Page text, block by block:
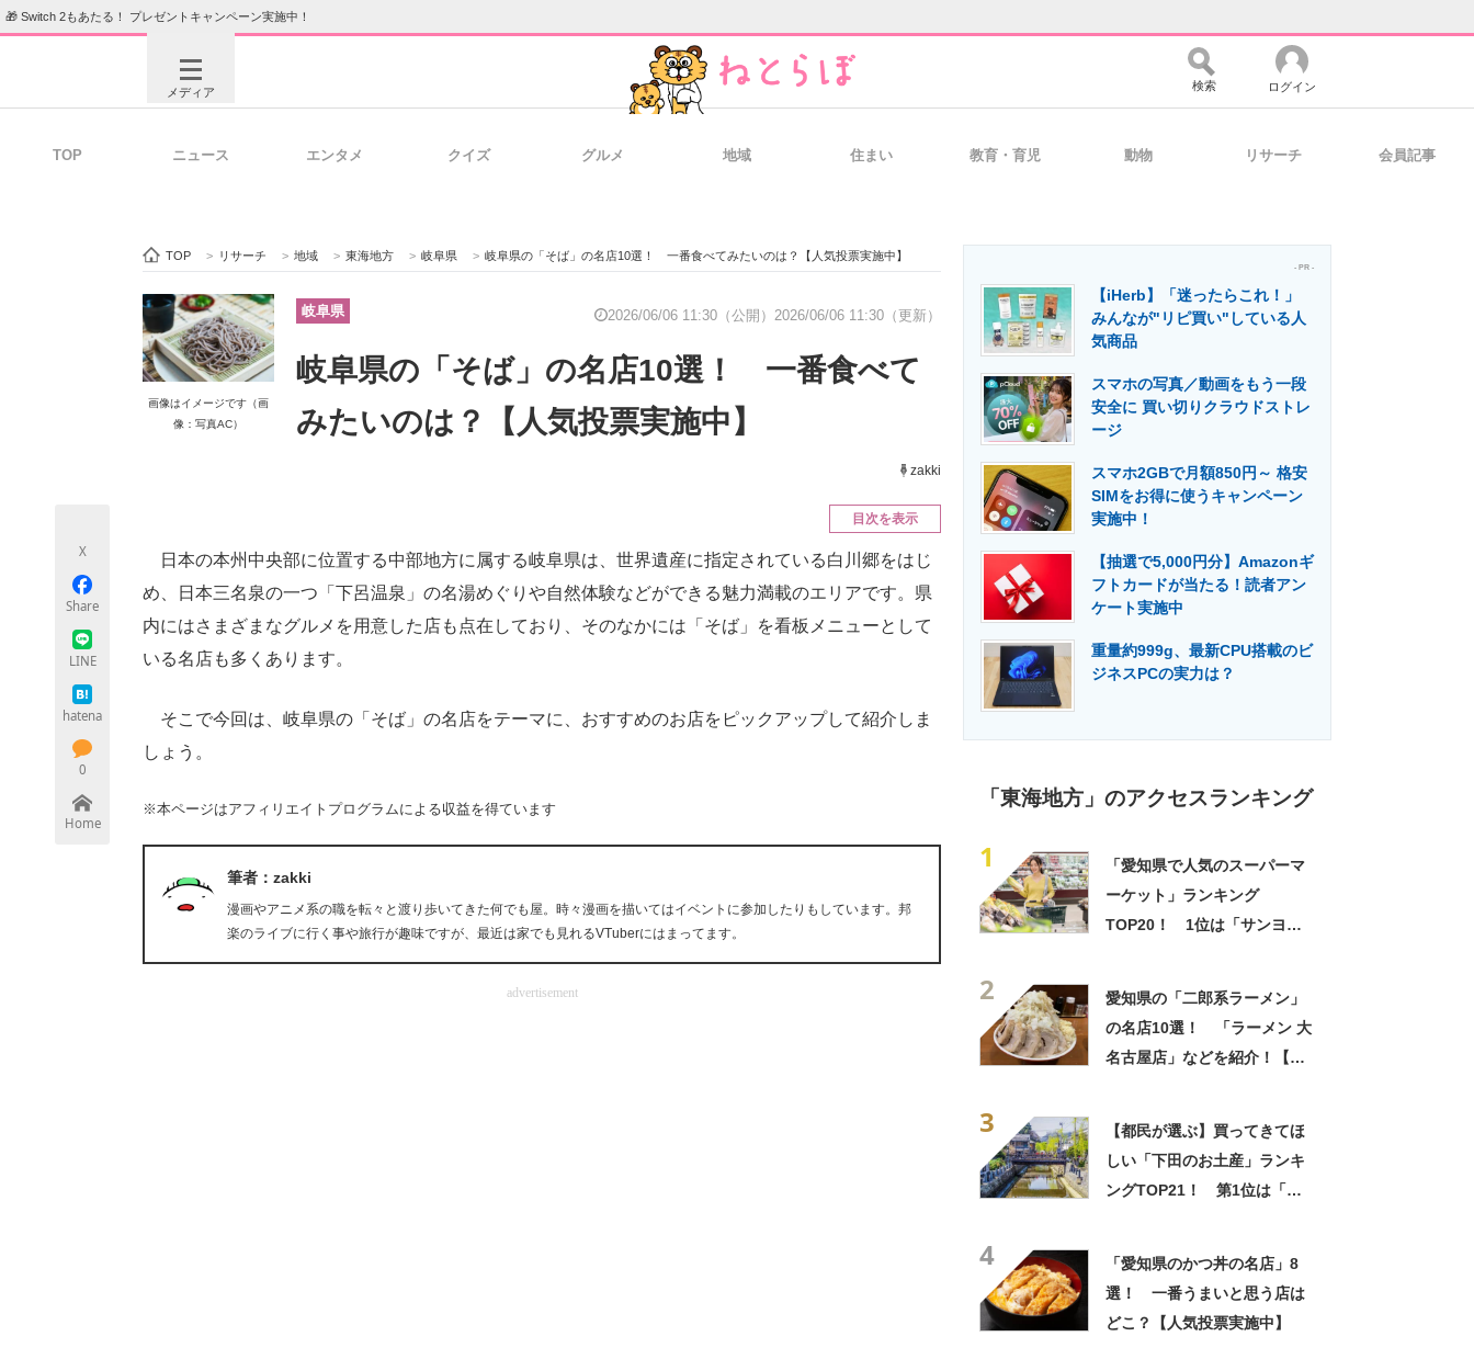
🎁 Switch 2もあたる！ プレゼントキャンペーン実施中！
メディア
ビジネスと働き方のヒント 経営リーダーのコミュニティ マーケ×ITの今がよく分かる
ITエンジニア向け専門サイト 企業向けIT製品の総合サイト IT製品の技術・比較・事例 製造業のIT導入・活用を支援
エネルギーの専門メディア 建設×テクノロジーの最前線
検索 ログイン
TOP ニュース エンタメ クイズ グルメ 地域 住まい 教育・育児 動物 リサーチ 会員記事
TOP > リサーチ > 地域 > 東海地方 > 岐阜県 > 岐阜県の「そば」の名店10選！ 一番食べてみたいのは？【人気投票実施中】
画像はイメージです（画
像：写真AC）
岐阜県 2026/06/06 11:30（公開） 2026/06/06 11:30（更新）
岐阜県の「そば」の名店10選！ 一番食べて
みたいのは？【人気投票実施中】
zakki
X
Share
LINE
hatena
0
Home
目次を表示
日本の本州中央部に位置する中部地方に属する岐阜県は、世界遺産に指定されている白川郷をはじ
め、日本三名泉の一つ「下呂温泉」の名湯めぐりや自然体験などができる魅力満載のエリアです。県
内にはさまざまなグルメを用意した店も点在しており、そのなかには「そば」を看板メニューとして
いる名店も多くあります。
そこで今回は、岐阜県の「そば」の名店をテーマに、おすすめのお店をピックアップして紹介しま
しょう。
※本ページはアフィリエイトプログラムによる収益を得ています
筆者：zakki
漫画やアニメ系の職を転々と渡り歩いてきた何でも屋。時々漫画を描いてはイベントに参加したりもしています。邦
楽のライブに行く事や旅行が趣味ですが、最近は家でも見れるVTuberにはまってます。
advertisement
- PR -
【iHerb】「迷ったらこれ！」
みんなが"リピ買い"している人
気商品
スマホの写真／動画をもう一段
安全に 買い切りクラウドストレ
ージ
スマホ2GBで月額850円～ 格安
SIMをお得に使うキャンペーン
実施中！
【抽選で5,000円分】Amazonギ
フトカードが当たる！読者アン
ケート実施中
重量約999g、最新CPU搭載のビ
ジネスPCの実力は？
「東海地方」のアクセスランキング
1
「愛知県で人気のスーパーマ
ーケット」ランキング
TOP20！ 1位は「サンヨネ
2
愛知県の「二郎系ラーメン」
の名店10選！ 「ラーメン 大
名古屋店」などを紹介！【人
3
【都民が選ぶ】買ってきてほ
しい「下田のお土産」ランキ
ングTOP21！ 第1位は「レ
4
「愛知県のかつ丼の名店」8
選！ 一番うまいと思う店は
どこ？【人気投票実施中】